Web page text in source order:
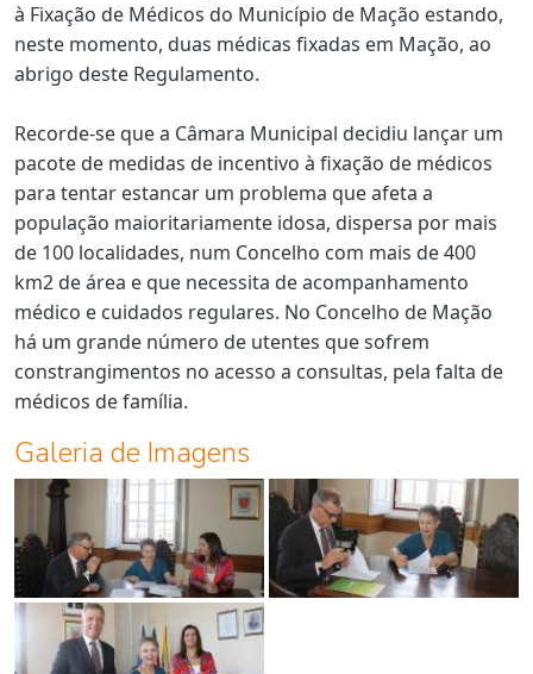
à Fixação de Médicos do Município de Mação estando,
neste momento, duas médicas fixadas em Mação, ao
abrigo deste Regulamento.
Recorde-se que a Câmara Municipal decidiu lançar um
pacote de medidas de incentivo à fixação de médicos
para tentar estancar um problema que afeta a
população maioritariamente idosa, dispersa por mais
de 100 localidades, num Concelho com mais de 400
km2 de área e que necessita de acompanhamento
médico e cuidados regulares. No Concelho de Mação
há um grande número de utentes que sofrem
constrangimentos no acesso a consultas, pela falta de
médicos de família.
Galeria de Imagens